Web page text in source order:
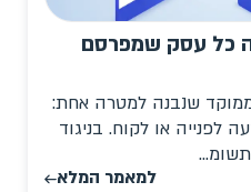
כל עסק שמפרסם
שנבנה למטרה אחת:
או לקוח. בניגוד
למאמר המלא